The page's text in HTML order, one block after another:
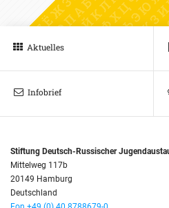
Aktuelles
Infobrief
Stiftung Deutsch-Russischer
Mittelweg 117b
20149 Hamburg
Deutschland